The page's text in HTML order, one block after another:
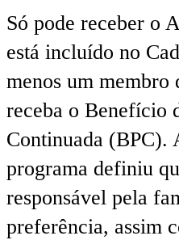
Só pode receber o
está incluído no
menos um membro
receba o Benefício
Continuada (BPC).
programa definiu
responsável pela
preferência, assim